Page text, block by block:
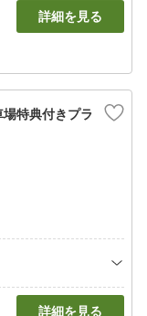
詳細を見る
場特典付きプラ
詳細を見る